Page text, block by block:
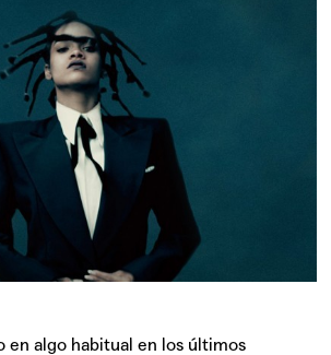
en algo habitual en los últimos